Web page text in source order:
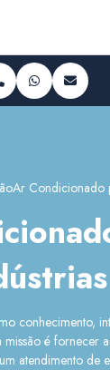
Ar Condicionado
conhecimento,
é fornecer
atendimento de